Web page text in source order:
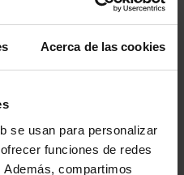
Acerca de las cookies
se usan para personalizar
funciones de redes
compartimos